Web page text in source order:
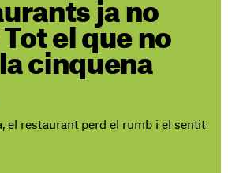
ja no
el que no
cinquena
el restaurant perd el rumb i el sentit